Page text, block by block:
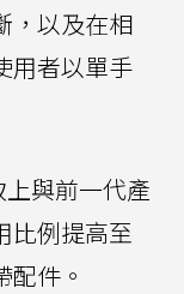
，以及在相
用者以單手
與前一代產
比例提高至
件。